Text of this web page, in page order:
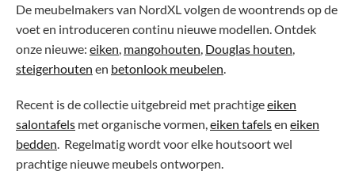
De meubelmakers van NordXL volgen de woontrends op de
voet en introduceren continu nieuwe modellen. Ontdek
onze nieuwe: eiken mangohouten Douglas houten
steigerhouten en betonlook meubelen
Recent is de collectie uitgebreid met prachtigeeiken
salontafels met organische vormen, eiken tafelsen eiken
bedden . Regelmatig wordt voor elke houtsoort wel
prachtige nieuwe meubels ontworpen.